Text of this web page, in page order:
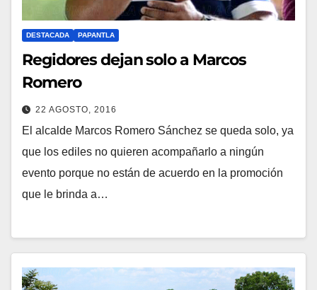
DESTACADA PAPANTLA
Regidores dejan solo a Marcos
Romero
22 AGOSTO, 2016
El alcalde Marcos Romero Sánchez se queda solo, ya
que los ediles no quieren acompañarlo a ningún
evento porque no están de acuerdo en la promoción
que le brinda a…